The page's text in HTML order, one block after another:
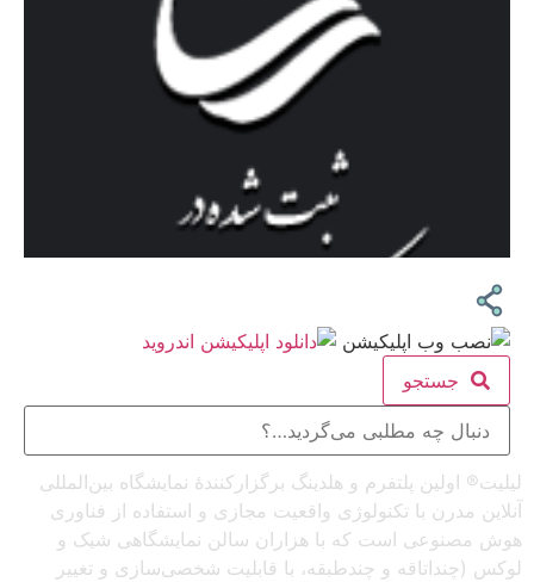
جستجو
لیلیت® اولین پلتفرم و هلدینگ برگزارکنندهٔ نمایشگاه بین‌المللی
آنلاین مدرن با تکنولوژی واقعیت مجازی و استفاده از فناوری
هوش مصنوعی است که با هزاران سالن نمایشگاهی شیک و
لوکس (چنداتاقه و چندطبقه، با قابلیت شخصی‌سازی و تغییر